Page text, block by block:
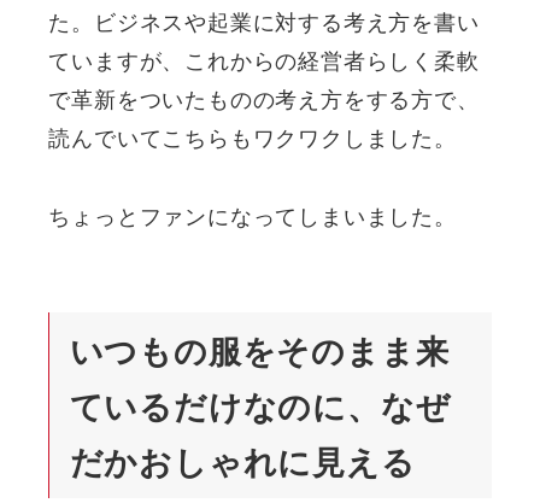
た。ビジネスや起業に対する考え方を書い
ていますが、これからの経営者らしく柔軟
で革新をついたものの考え方をする方で、
読んでいてこちらもワクワクしました。
ちょっとファンになってしまいました。
いつもの服をそのまま来
ているだけなのに、なぜ
だかおしゃれに見える